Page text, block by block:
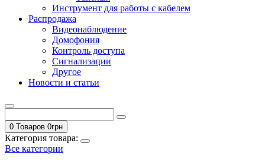
Инструмент для работы с кабелем
Распродажа
Видеонаблюдение
Домофония
Контроль доступа
Сигнализации
Другое
Новости и статьи
0 Товаров 0грн
Категория товара:
Все категории